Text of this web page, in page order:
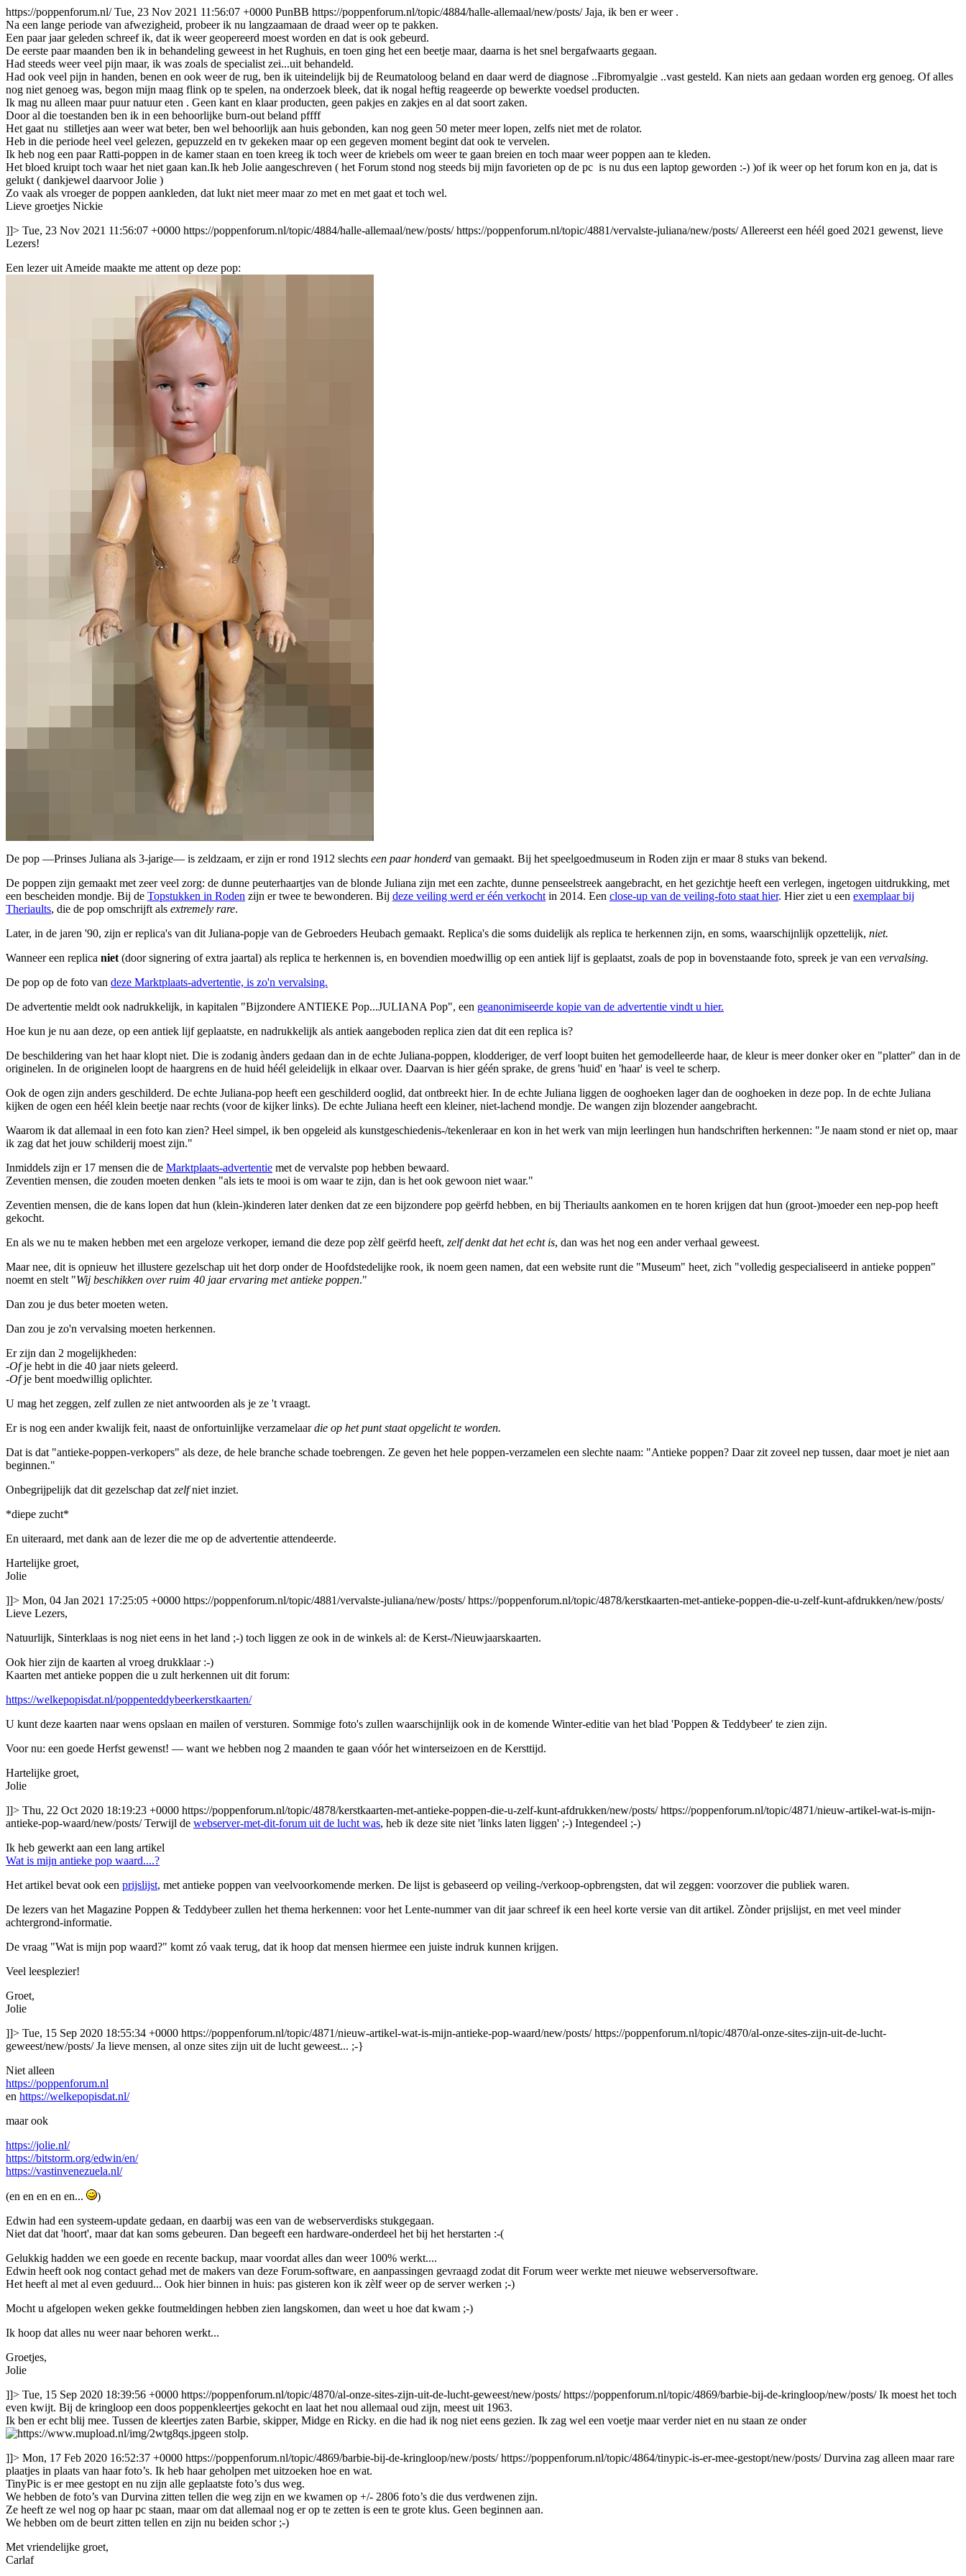
https://poppenforum.nl/Tue, 23 Nov 2021 11:56:07 +0000 PunBB https://poppenforum.nl/topic/4884/halle-allemaal/new/posts/Jaja, ik ben er weer .
Na een lange periode van afwezigheid, probeer ik nu langzaamaan de draad weer op te pakken.
Een paar jaar geleden schreef ik, dat ik weer geopereerd moest worden en dat is ook gebeurd.
De eerste paar maanden ben ik in behandeling geweest in het Rughuis, en toen ging het een beetje maar, daarna is het snel bergafwaarts gegaan.
Had steeds weer veel pijn maar, ik was zoals de specialist zei...uit behandeld.
Had ook veel pijn in handen, benen en ook weer de rug, ben ik uiteindelijk bij de Reumatoloog beland en daar werd de diagnose ..Fibromyalgie ..vast gesteld. Kan niets aan gedaan worden erg genoeg. Of alles
nog niet genoeg was, begon mijn maag flink op te spelen, na onderzoek bleek, dat ik nogal heftig reageerde op bewerkte voedsel producten.
Ik mag nu alleen maar puur natuur eten . Geen kant en klaar producten, geen pakjes en zakjes en al dat soort zaken.
Door al die toestanden ben ik in een behoorlijke burn-out beland pffff
Het gaat nu stilletjes aan weer wat beter, ben wel behoorlijk aan huis gebonden, kan nog geen 50 meter meer lopen, zelfs niet met de rolator.
Heb in die periode heel veel gelezen, gepuzzeld en tv gekeken maar op een gegeven moment begint dat ook te vervelen.
Ik heb nog een paar Ratti-poppen in de kamer staan en toen kreeg ik toch weer de kriebels om weer te gaan breien en toch maar weer poppen aan te kleden.
Het bloed kruipt toch waar het niet gaan kan.Ik heb Jolie aangeschreven ( het Forum stond nog steeds bij mijn favorieten op de pc is nu dus een laptop geworden :-) )of ik weer op het forum kon en ja, dat is
gelukt ( dankjewel daarvoor Jolie )
Zo vaak als vroeger de poppen aankleden, dat lukt niet meer maar zo met en met gaat et toch wel.
Lieve groetjes Nickie
]]> Tue, 23 Nov 2021 11:56:07 +0000 https://poppenforum.nl/topic/4884/halle-allemaal/new/posts/ https://poppenforum.nl/topic/4881/vervalste-juliana/new/posts/Allereerst een héél goed 2021 gewenst, lieve
Lezers!
Een lezer uit Ameide maakte me attent op deze pop:
De pop —Prinses Juliana als 3-jarige— is zeldzaam, er zijn er rond 1912 slechts een paar honderd van gemaakt. Bij het speelgoedmuseum in Roden zijn er maar 8 stuks van bekend.
De poppen zijn gemaakt met zeer veel zorg: de dunne peuterhaartjes van de blonde Juliana zijn met een zachte, dunne penseelstreek aangebracht, en het gezichtje heeft een verlegen, ingetogen uitdrukking, met
een bescheiden mondje. Bij de Topstukken in Roden zijn er twee te bewonderen. Bij deze veiling werd er één verkocht in 2014. Een close-up van de veiling-foto staat hier. Hier ziet u een exemplaar bij
Theriaults, die de pop omschrijft als extremely rare.
Later, in de jaren '90, zijn er replica's van dit Juliana-popje van de Gebroeders Heubach gemaakt. Replica's die soms duidelijk als replica te herkennen zijn, en soms, waarschijnlijk opzettelijk, niet.
Wanneer een replica niet (door signering of extra jaartal) als replica te herkennen is, en bovendien moedwillig op een antiek lijf is geplaatst, zoals de pop in bovenstaande foto, spreek je van een vervalsing.
De pop op de foto van deze Marktplaats-advertentie, is zo'n vervalsing.
De advertentie meldt ook nadrukkelijk, in kapitalen "Bijzondere ANTIEKE Pop...JULIANA Pop", een geanonimiseerde kopie van de advertentie vindt u hier.
Hoe kun je nu aan deze, op een antiek lijf geplaatste, en nadrukkelijk als antiek aangeboden replica zien dat dit een replica is?
De beschildering van het haar klopt niet. Die is zodanig ànders gedaan dan in de echte Juliana-poppen, klodderiger, de verf loopt buiten het gemodelleerde haar, de kleur is meer donker oker en "platter" dan in de
originelen. In de originelen loopt de haargrens en de huid héél geleidelijk in elkaar over. Daarvan is hier géén sprake, de grens 'huid' en 'haar' is veel te scherp.
Ook de ogen zijn anders geschilderd. De echte Juliana-pop heeft een geschilderd ooglid, dat ontbreekt hier. In de echte Juliana liggen de ooghoeken lager dan de ooghoeken in deze pop. In de echte Juliana
kijken de ogen een héél klein beetje naar rechts (voor de kijker links). De echte Juliana heeft een kleiner, niet-lachend mondje. De wangen zijn blozender aangebracht.
Waarom ik dat allemaal in een foto kan zien? Heel simpel, ik ben opgeleid als kunstgeschiedenis-/tekenleraar en kon in het werk van mijn leerlingen hun handschriften herkennen: "Je naam stond er niet op, maar
ik zag dat het jouw schilderij moest zijn."
Inmiddels zijn er 17 mensen die de Marktplaats-advertentie met de vervalste pop hebben bewaard.
Zeventien mensen, die zouden moeten denken "als iets te mooi is om waar te zijn, dan is het ook gewoon niet waar."
Zeventien mensen, die de kans lopen dat hun (klein-)kinderen later denken dat ze een bijzondere pop geërfd hebben, en bij Theriaults aankomen en te horen krijgen dat hun (groot-)moeder een nep-pop heeft
gekocht.
En als we nu te maken hebben met een argeloze verkoper, iemand die deze pop zèlf geërfd heeft, zelf denkt dat het echt is, dan was het nog een ander verhaal geweest.
Maar nee, dit is opnieuw het illustere gezelschap uit het dorp onder de Hoofdstedelijke rook, ik noem geen namen, dat een website runt die "Museum" heet, zich "volledig gespecialiseerd in antieke poppen"
noemt en stelt "Wij beschikken over ruim 40 jaar ervaring met antieke poppen."
Dan zou je dus beter moeten weten.
Dan zou je zo'n vervalsing moeten herkennen.
Er zijn dan 2 mogelijkheden:
-Ofje hebt in die 40 jaar niets geleerd.
-Ofje bent moedwillig oplichter.
U mag het zeggen, zelf zullen ze niet antwoorden als je ze 't vraagt.
Er is nog een ander kwalijk feit, naast de onfortuinlijke verzamelaardie op het punt staat opgelicht te worden.
Dat is dat "antieke-poppen-verkopers" als deze, de hele branche schade toebrengen. Ze geven het hele poppen-verzamelen een slechte naam: "Antieke poppen? Daar zit zoveel nep tussen, daar moet je niet aan
beginnen."
Onbegrijpelijk dat dit gezelschap dat zelfniet inziet.
*diepe zucht*
En uiteraard, met dank aan de lezer die me op de advertentie attendeerde.
Hartelijke groet,
Jolie
]]> Mon, 04 Jan 2021 17:25:05 +0000 https://poppenforum.nl/topic/4881/vervalste-juliana/new/posts/ https://poppenforum.nl/topic/4878/kerstkaarten-met-antieke-poppen-die-u-zelf-kunt-afdrukken/new/posts/
Lieve Lezers,
Natuurlijk, Sinterklaas is nog niet eens in het land ;-) toch liggen ze ook in de winkels al: de Kerst-/Nieuwjaarskaarten.
Ook hier zijn de kaarten al vroeg drukklaar :-)
Kaarten met antieke poppen die u zult herkennen uit dit forum:
https://welkepopisdat.nl/poppenteddybeerkerstkaarten/
U kunt deze kaarten naar wens opslaan en mailen of versturen. Sommige foto's zullen waarschijnlijk ook in de komende Winter-editie van het blad 'Poppen & Teddybeer' te zien zijn.
Voor nu: een goede Herfst gewenst! — want we hebben nog 2 maanden te gaan vóór het winterseizoen en de Kersttijd.
Hartelijke groet,
Jolie
]]> Thu, 22 Oct 2020 18:19:23 +0000 https://poppenforum.nl/topic/4878/kerstkaarten-met-antieke-poppen-die-u-zelf-kunt-afdrukken/new/posts/ https://poppenforum.nl/topic/4871/nieuw-artikel-wat-is-mijn-
antieke-pop-waard/new/posts/Terwijl de webserver-met-dit-forum uit de lucht was, heb ik deze site niet 'links laten liggen' ;-) Integendeel ;-)
Ik heb gewerkt aan een lang artikel
Wat is mijn antieke pop waard....?
Het artikel bevat ook een prijslijst, met antieke poppen van veelvoorkomende merken. De lijst is gebaseerd op veiling-/verkoop-opbrengsten, dat wil zeggen: voorzover die publiek waren.
De lezers van het Magazine Poppen & Teddybeer zullen het thema herkennen: voor het Lente-nummer van dit jaar schreef ik een heel korte versie van dit artikel. Zònder prijslijst, en met veel minder
achtergrond-informatie.
De vraag "Wat is mijn pop waard?" komt zó vaak terug, dat ik hoop dat mensen hiermee een juiste indruk kunnen krijgen.
Veel leesplezier!
Groet,
Jolie
]]> Tue, 15 Sep 2020 18:55:34 +0000 https://poppenforum.nl/topic/4871/nieuw-artikel-wat-is-mijn-antieke-pop-waard/new/posts/ https://poppenforum.nl/topic/4870/al-onze-sites-zijn-uit-de-lucht-
geweest/new/posts/Ja lieve mensen, al onze sites zijn uit de lucht geweest... ;-}
Niet alleen
https://poppenforum.nl
en https://welkepopisdat.nl/
maar ook
https://jolie.nl/
https://bitstorm.org/edwin/en/
https://vastinvenezuela.nl/
(en en en en en...
)
Edwin had een systeem-update gedaan, en daarbij was een van de webserverdisks stukgegaan.
Niet dat dat 'hoort', maar dat kan soms gebeuren. Dan begeeft een hardware-onderdeel het bij het herstarten :-(
Gelukkig hadden we een goede en recente backup, maar voordat alles dan weer 100% werkt....
Edwin heeft ook nog contact gehad met de makers van deze Forum-software, en aanpassingen gevraagd zodat dit Forum weer werkte met nieuwe webserversoftware.
Het heeft al met al even geduurd... Ook hier binnen in huis: pas gisteren kon ik zèlf weer op de server werken ;-)
Mocht u afgelopen weken gekke foutmeldingen hebben zien langskomen, dan weet u hoe dat kwam ;-)
Ik hoop dat alles nu weer naar behoren werkt...
Groetjes,
Jolie
]]> Tue, 15 Sep 2020 18:39:56 +0000 https://poppenforum.nl/topic/4870/al-onze-sites-zijn-uit-de-lucht-geweest/new/posts/ https://poppenforum.nl/topic/4869/barbie-bij-de-kringloop/new/posts/Ik moest het toch
even kwijt. Bij de kringloop een doos poppenkleertjes gekocht en laat het nou allemaal oud zijn, meest uit 1963.
Ik ben er echt blij mee. Tussen de kleertjes zaten Barbie, skipper, Midge en Ricky. en die had ik nog niet eens gezien. Ik zag wel een voetje maar verder niet en nu staan ze onder
een stolp.
]]> Mon, 17 Feb 2020 16:52:37 +0000 https://poppenforum.nl/topic/4869/barbie-bij-de-kringloop/new/posts/ https://poppenforum.nl/topic/4864/tinypic-is-er-mee-gestopt/new/posts/Durvina zag alleen maar rare
plaatjes in plaats van haar foto’s. Ik heb haar geholpen met uitzoeken hoe en wat.
TinyPic is er mee gestopt en nu zijn alle geplaatste foto’s dus weg.
We hebben de foto’s van Durvina zitten tellen die weg zijn en we kwamen op +/- 2806 foto’s die dus verdwenen zijn.
Ze heeft ze wel nog op haar pc staan, maar om dat allemaal nog er op te zetten is een te grote klus. Geen beginnen aan.
We hebben om de beurt zitten tellen en zijn nu beiden schor ;-)
Met vriendelijke groet,
Carlaf